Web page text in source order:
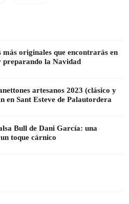
más originales que encontrarás en
preparando la Navidad
artesanos 2023 (clásico y
en Sant Esteve de Palautordera
Bull de Dani García: una
toque cárnico